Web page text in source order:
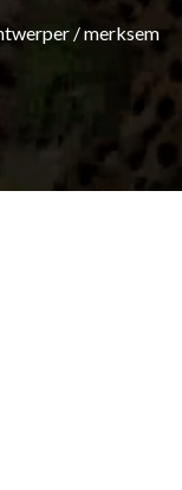
/merksem